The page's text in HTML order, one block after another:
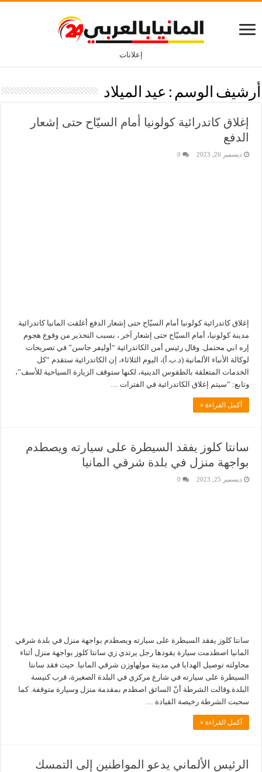
إعلانات
أرشيف الوسم : عيد الميلاد
إغلاق كاتدرائية كولونيا أمام السيّاح حتى إشعار
الدفع
ديسمبر 26, 2023 0
إغلاق كاتدرائية كولونيا أمام السيّاح حتى إشعار الدفع أغلقت المانيا كاتدرائية
مدينة كولونيا، أمام السيّاح حتى إشعار آخر ، بسبب التحذير من وقوع هجوم
إره ابي محتمل. وقال رئيس أمن الكاتدرائية “أوليفر جاسن” في تصريحات
لوكالة الأنباء الألمانية (د.ب.أ)، اليوم الثلاثاء، إن الكاتدرائية ستقدم “كل
الخدمات المتعلقة بالطقوس الدينية، لكنها ستوقف الزيارة السياحية للأسف”،
وتابع: ”سيتم إغلاق الكاتدرائية في الفترات …
أكمل القراءة »
سانتا كلوز يفقد السيطرة على سيارته ويصطدم
بواجهة منزل في بلدة شرقي المانيا
ديسمبر 25, 2023 0
سانتا كلوز يفقد السيطرة على سيارته ويصطدم بواجهة منزل في بلدة شرقي
المانيا اصطدمت سيارة يقودها رجل يرتدي زي سانتا كلوز بواجهة منزل أثناء
محاولته توصيل الهدايا في مدينة مولهاوزن شرقي المانيا. حيث فقد سانتا
السيطرة على سيارته في شارع مركزي في البلدة الصغيرة، قرب كنيسة
البلدة.وقالت الشرطة أنّ السائق اصطدم بمقدمة منزل وسيارة متوقفة. كما
سحبت الشرطة رخيصة القيادة …
أكمل القراءة »
الرئيس الألماني يدعو المواطنين إلى التمسك